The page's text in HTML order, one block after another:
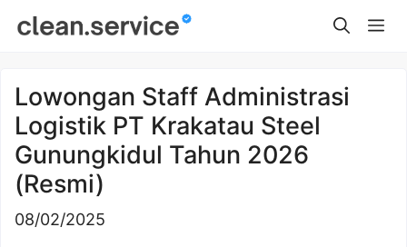
Lowongan Staff Administrasi
Logistik PT Krakatau Steel
Gunungkidul Tahun 2026
(Resmi)
08/02/2025